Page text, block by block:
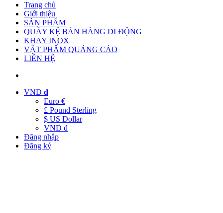
Trang chủ
Giới thiệu
SẢN PHẨM
QUẦY KỆ BÁN HÀNG DI ĐỘNG
KHAY INOX
VẬT PHẨM QUẢNG CÁO
LIÊN HỆ
VND đ
Euro €
£ Pound Sterling
$ US Dollar
VND đ
Đăng nhập
Đăng ký